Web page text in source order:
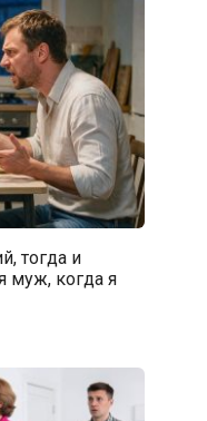
тогда и
муж, когда я